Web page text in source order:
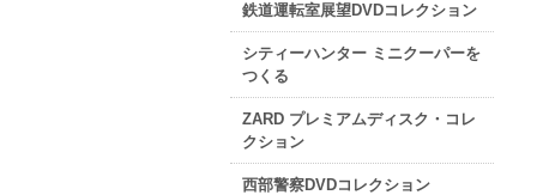
鉄道運転室展望DVDコレクション
シティーハンター ミニクーパーを
つくる
ZARD プレミアムディスク・コレ
クション
西部警察DVDコレクション